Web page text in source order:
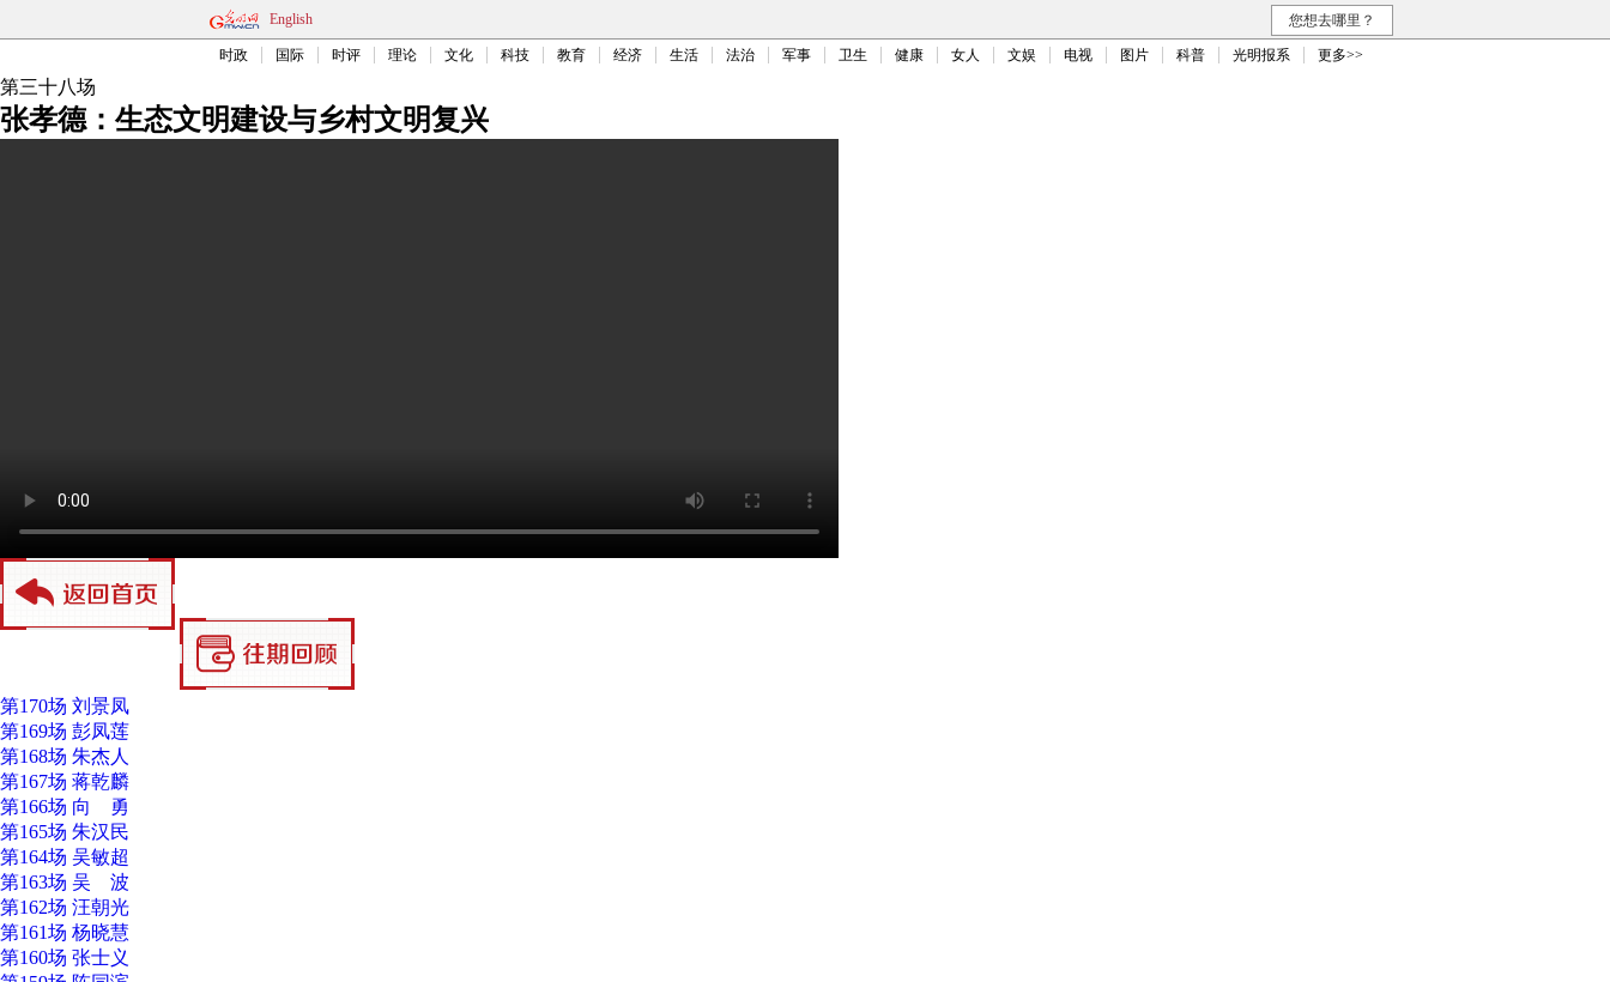
English 您想去哪里？
时政 国际 时评 理论 文化 科技 教育 经济 生活 法治 军事 卫生 健康 女人 文娱 电视 图片 科普 光明报系 更多>>
第三十八场
张孝德：生态文明建设与乡村文明复兴
第170场 刘景凤
第169场 彭凤莲
第168场 朱杰人
第167场 蒋乾麟
第166场 向 勇
第165场 朱汉民
第164场 吴敏超
第163场 吴 波
第162场 汪朝光
第161场 杨晓慧
第160场 张士义